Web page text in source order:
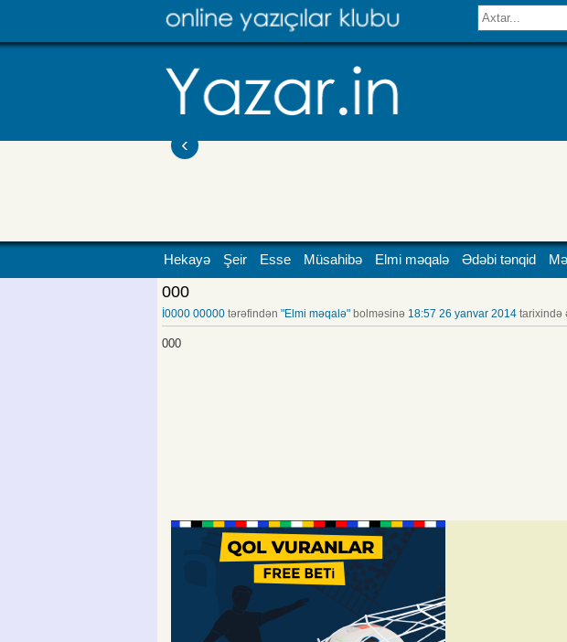
‹
Hekayə Şeir Esse Müsahibə Elmi məqalə Ədəbi tənqid
000
İ0000 00000 tərəfindən "Elmi məqalə" bolməsinə 18:57 26 yanvar 2014 tarixində
000